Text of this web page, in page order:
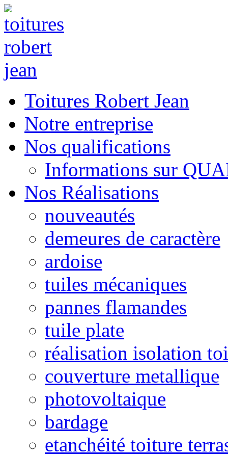
Toitures Robert Jean
Notre entreprise
Nos qualifications
Informations sur
Nos Réalisations
nouveautés
demeures de caractère
ardoise
tuiles mécaniques
pannes flamandes
tuile plate
réalisation isolation
couverture metallique
photovoltaique
bardage
etanchéité toiture